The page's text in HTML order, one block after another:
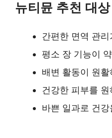
뉴티뮨 추천 대상
간편한 면역 관
평소 장 기능이
배변 활동이 원
건강한 피부를 원
바쁜 일과로 건